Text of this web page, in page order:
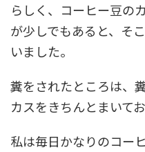
らしく、コーヒー豆の
が少しでもあると、そ
いました。
糞をされたところは、
カスをきちんとまいて
私は毎日かなりのコー